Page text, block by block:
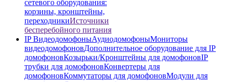
сетевого оборудования:
корзины, кронштейны,
переходникиИсточники
бесперебойного питания
IP ВидеодомофоныАудиодомофоныМониторы
видеодомофоновДополнительное оборудование для IP
домофоновКозырьки/Кронштейны для домофоновIP
трубки для домофоновКонвертеры для
домофоновКоммутаторы для домофоновМодули для